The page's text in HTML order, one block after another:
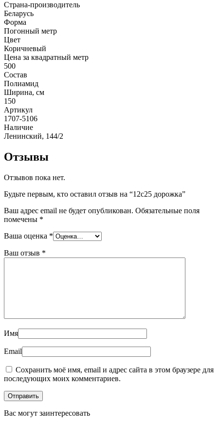
Страна-производитель
Беларусь
Форма
Погонный метр
Цвет
Коричневый
Цена за квадратный метр
500
Состав
Полиамид
Ширина, см
150
Артикул
1707-5106
Наличие
Ленинский, 144/2
Отзывы
Отзывов пока нет.
Будьте первым, кто оставил отзыв на “12с25 дорожка”
Ваш адрес email не будет опубликован. Обязательные поля
помечены *
Ваша оценка *
Ваш отзыв *
Имя
Email
Сохранить моё имя, email и адрес сайта в этом браузере для
последующих моих комментариев.
Вас могут заинтересовать